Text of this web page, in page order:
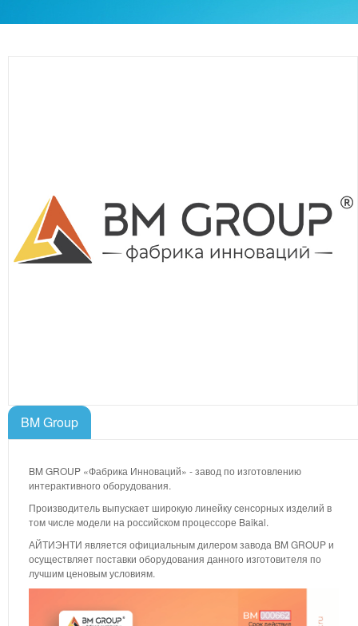
BM Group
BM GROUP «Фабрика Инноваций» - завод по изготовлению
интерактивного оборудования.
Производитель выпускает широкую линейку сенсорных изделий в
том числе модели на российском процессоре Baikal.
АЙТИЭНТИ является официальным дилером завода BM GROUP и
осуществляет поставки оборудования данного изготовителя по
лучшим ценовым условиям.